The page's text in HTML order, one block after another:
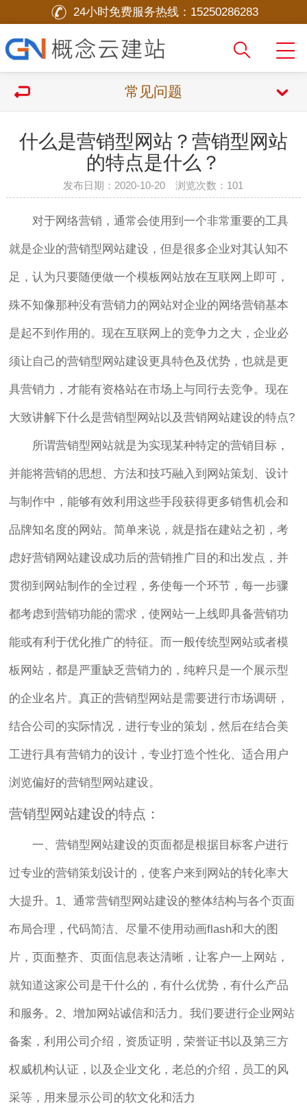
24小时免费服务热线： 15250286283
常见问题
什么是营销型网站？营销型网站
的特点是什么？
发布日期：2020-10-20 浏览次数： 101
对于网络营销，通常会使用到一个非常重要的工具
就是企业的营销型网站建设，但是很多企业对其认知不
足，认为只要随便做一个模板网站放在互联网上即可，
殊不知像那种没有营销力的网站对企业的网络营销基本
是起不到作用的。现在互联网上的竞争力之大，企业必
须让自己的营销型网站建设更具特色及优势，也就是更
具营销力，才能有资格站在市场上与同行去竞争。现在
大致讲解下什么是营销型网站以及营销网站建设的特点?
所谓营销型网站就是为实现某种特定的营销目标，
并能将营销的思想、方法和技巧融入到网站策划、设计
与制作中，能够有效利用这些手段获得更多销售机会和
品牌知名度的网站。简单来说，就是指在建站之初，考
虑好营销网站建设成功后的营销推广目的和出发点，并
贯彻到网站制作的全过程，务使每一个环节，每一步骤
都考虑到营销功能的需求，使网站一上线即具备营销功
能或有利于优化推广的特征。而一般传统型网站或者模
板网站，都是严重缺乏营销力的，纯粹只是一个展示型
的企业名片。真正的营销型网站是需要进行市场调研，
结合公司的实际情况，进行专业的策划，然后在结合美
工进行具有营销力的设计，专业打造个性化、适合用户
浏览偏好的营销型网站建设。
营销型网站建设的特点：
一、营销型网站建设的页面都是根据目标客户进行
过专业的营销策划设计的，使客户来到网站的转化率大
大提升。1、通常营销型网站建设的整体结构与各个页面
布局合理，代码简洁、尽量不使用动画flash和大的图
片，页面整齐、页面信息表达清晰，让客户一上网站，
就知道这家公司是干什么的，有什么优势，有什么产品
和服务。2、增加网站诚信和活力。我们要进行企业网站
备案，利用公司介绍，资质证明，荣誉证书以及第三方
权威机构认证，以及企业文化，老总的介绍，员工的风
采等，用来显示公司的软文化和活力